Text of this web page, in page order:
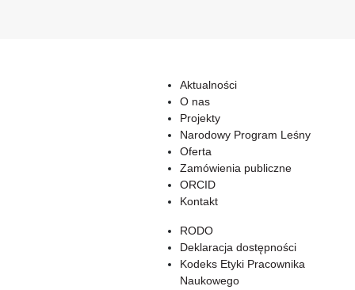
Aktualności
O nas
Projekty
Narodowy Program Leśny
Oferta
Zamówienia publiczne
ORCID
Kontakt
RODO
Deklaracja dostępności
Kodeks Etyki Pracownika
Naukowego